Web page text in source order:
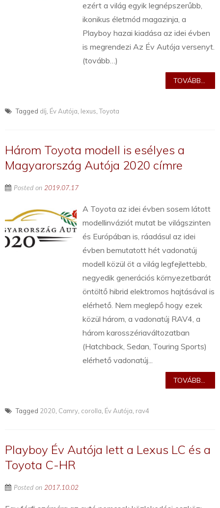
ezért a világ egyik legnépszerűbb,
ikonikus életmód magazinja, a
Playboy hazai kiadása az idei évben
is megrendezi Az Év Autója versenyt.
(tovább…)
TOVÁBB...
Tagged díj Év Autója lexus ,Toyota
Három Toyota modell is esélyes a
Magyarország Autója 2020 címre
Posted on 2019.07.17
A Toyota az idei évben sosem látott
modellinváziót mutat be világszinten
és Európában is, ráadásul az idei
évben bemutatott hét vadonatúj
modell közül öt a világ legfejlettebb,
negyedik generációs környezetbarát
öntöltő hibrid elektromos hajtásával is
elérhető. Nem meglepő hogy ezek
közül három, a vadonatúj RAV4, a
három karosszériaváltozatban
(Hatchback, Sedan, Touring Sports)
elérhető vadonatúj...
TOVÁBB...
Tagged 2020 Camry corolla Év Autója rav4
Playboy Év Autója lett a Lexus LC és a
Toyota C-HR
Posted on 2017.10.02